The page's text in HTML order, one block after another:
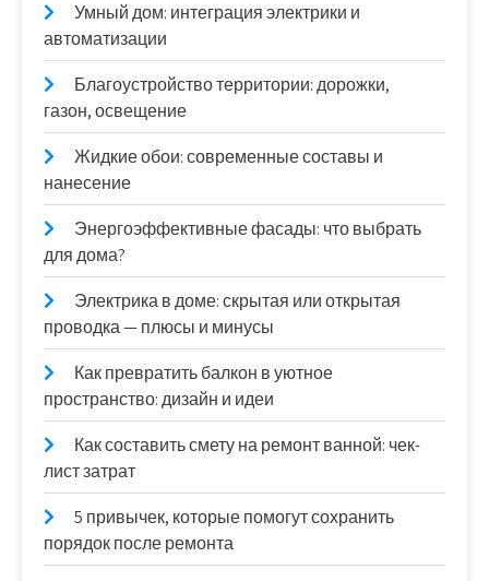
Умный дом: интеграция электрики и
автоматизации
Благоустройство территории: дорожки,
газон, освещение
Жидкие обои: современные составы и
нанесение
Энергоэффективные фасады: что выбрать
для дома?
Электрика в доме: скрытая или открытая
проводка — плюсы и минусы
Как превратить балкон в уютное
пространство: дизайн и идеи
Как составить смету на ремонт ванной: чек-
лист затрат
5 привычек, которые помогут сохранить
порядок после ремонта